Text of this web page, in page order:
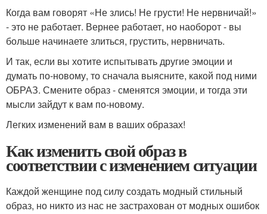
Когда вам говорят «Не злись! Не грусти! Не нервничай!»
- это не работает. Вернее работает, но наоборот - вы
больше начинаете злиться, грустить, нервничать.
И так, если вы хотите испытывать другие эмоции и
думать по-новому, то сначала выясните, какой под ними
ОБРАЗ. Смените образ - сменятся эмоции, и тогда эти
мысли зайдут к вам по-новому.
Легких изменений вам в ваших образах!
Как изменить свой образ в
соответствии с изменением ситуации
Каждой женщине под силу создать модный стильный
образ, но никто из нас не застрахован от модных ошибок